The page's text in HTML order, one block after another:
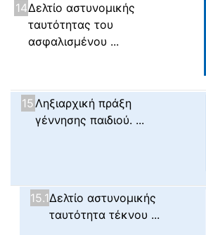
14Δελτίο αστυνομικής
ταυτότητας του
ασφαλισμένου ...
15 Ληξιαρχική πράξη
γέννησης παιδιού. ...
15.1Δελτίο αστυνομικής
ταυτότητα τέκνου ...